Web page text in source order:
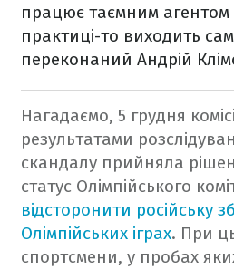
працює таємним агентом
практиці-то виходить
переконаний Андрій
Нагадаємо, 5 грудня
результатами
скандалу прийняла
статус Олімпійського
відсторонити російську
Олімпійських іграх. При
спортсмени, у пробах